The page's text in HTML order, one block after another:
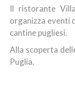
Il ristorante
organizza eventi
cantine pugliesi.
Alla scoperta
Puglia.